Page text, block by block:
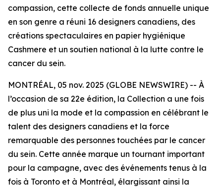
compassion, cette collecte de fonds annuelle unique
en son genre a réuni 16 designers canadiens, des
créations spectaculaires en papier hygiénique
Cashmere et un soutien national à la lutte contre le
cancer du sein.
MONTRÉAL, 05 nov. 2025 (GLOBE NEWSWIRE) -- À
l’occasion de sa 22e édition, la Collection a une fois
de plus uni la mode et la compassion en célébrant le
talent des designers canadiens et la force
remarquable des personnes touchées par le cancer
du sein. Cette année marque un tournant important
pour la campagne, avec des événements tenus à la
fois à Toronto et à Montréal, élargissant ainsi la